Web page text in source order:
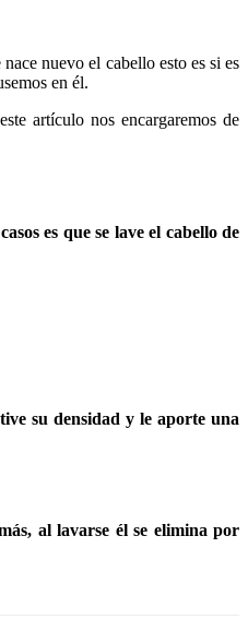
nuevo el cabello esto es si es
en él.
artículo nos encargaremos de
es que se lave el cabello de
su densidad y le aporte una
al lavarse él se elimina por